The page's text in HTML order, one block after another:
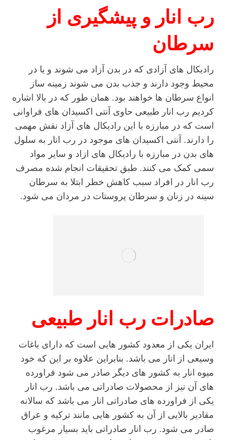
رب انار و پیشگیری از
سرطان
رادیکال های آزادی که در بدن آزاد می شوند و یا در
محیط وجود دارند و جذب بدن می شوند زمینه ساز
انواع سرطان ها خواهند بود. همان طور که در بالا اشاره
کردیم رب انار طبیعی حاوی آنتی اکسیدان های فراوانی
است که در مبارزه با این رادیکال های آزاد نقش مهمی
را دارند. آنتی اکسیدان های موجود در رب انار به سلول
های بدن در مبارزه با رادیکال های ازاد و سایر مواد
سمی کمک می کنند. طبق تحقیقات انجام شده مصرف
رب انار در افراد سبب کاهش خطر ابتلا به سرطان
سینه در زنان و سرطان پروستات در مردان می شود.
صادرات رب انار طبیعی
ایران یکی از معدود کشور هایی است که دارای باغات
وسیعی از انار می باشد. بنابراین علاوه بر این که خود
میوه انار به کشور های دیگر صادر می شود فراورده
های آن نیز از محصولات صادراتی می باشد. رب انار
یکی از فراورده های صادراتی انار می باشد که سالانه
مقادیر بالایی از آن به کشور هایی مانند ترکیه و عراق
صادر می شود. رب انار صادراتی باید بسیار مرغوب